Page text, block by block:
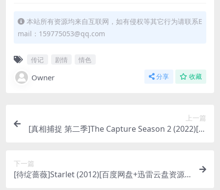
本站所有资源均来自互联网，如有侵权等其它行为请联系E
mail：159775053@qq.com
传记 剧情 情色
Owner 分享 收藏
上一篇
[真相捕捉 第二季]The Capture Season 2 (2022)[百
下一篇
[待绽蔷薇]Starlet (2012)[百度网盘+迅雷云盘资源1